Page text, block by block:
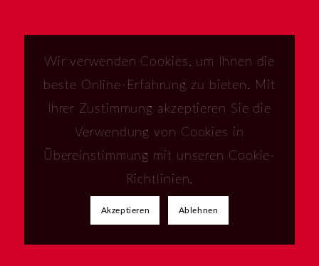
Wir verwenden Cookies, um Ihnen die
beste Online-Erfahrung zu bieten. Mit
Ihrer Zustimmung akzeptieren Sie die
Verwendung von Cookies in
Übereinstimmung mit unseren Cookie-
Richtlinien.
Akzeptieren Ablehnen